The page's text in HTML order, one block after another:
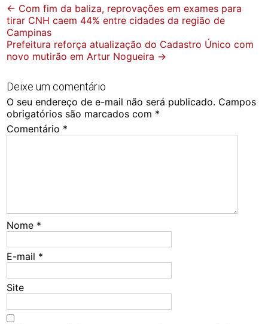
Post
navigation
← Com fim da baliza, reprovações em exames para
tirar CNH caem 44% entre cidades da região de
Campinas
Prefeitura reforça atualização do Cadastro Único com
novo mutirão em Artur Nogueira →
Deixe um comentário
O seu endereço de e-mail não será publicado. Campos
obrigatórios são marcados com *
Comentário *
Nome *
E-mail *
Site